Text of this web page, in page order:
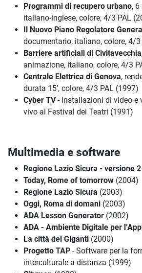
Programmi di recupero urbano,
italiano-inglese, colore, 4/3 PAL
Il Nuovo Piano Regolatore
documentario, italiano, colore, 4/3
Barriere artificiali di Civitavecchia
animazione, italiano, colore, 4/3
Centrale Elettrica di Genova,
durata 15’, colore, 4/3 PAL (1997)
Cyber TV- installazioni di video e
vivo al Festival dei Teatri (1991)
Multimedia e software
Regione Lazio Sicura - versione 2
Today, Rome of tomorrow (2004)
Regione Lazio Sicura (2003)
Oggi, Roma di domani (2003)
ADA Lesson Generator (2002)
ADA - Ambiente Digitale per
La città dei Giganti (2000)
Progetto TAP - Software per la
interculturale a distanza (1999)